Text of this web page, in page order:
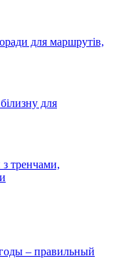
для маршрутів,
для
тренчами,
– правильный